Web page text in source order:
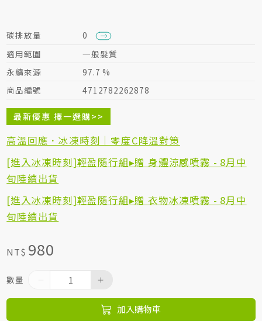
碳排放量
0
適用範圍
一般髮質
永續來源
97.7 %
商品編號
4712782262878
最新優惠 擇一選購>>
高溫回應．冰凍時刻｜零度C降溫對策
[進入冰凍時刻]輕盈隨行組▸贈 身體涼感噴霧 - 8月中
旬陸續出貨
[進入冰凍時刻]輕盈隨行組▸贈 衣物冰凍噴霧 - 8月中
旬陸續出貨
NT$ 980
數量
加入購物車